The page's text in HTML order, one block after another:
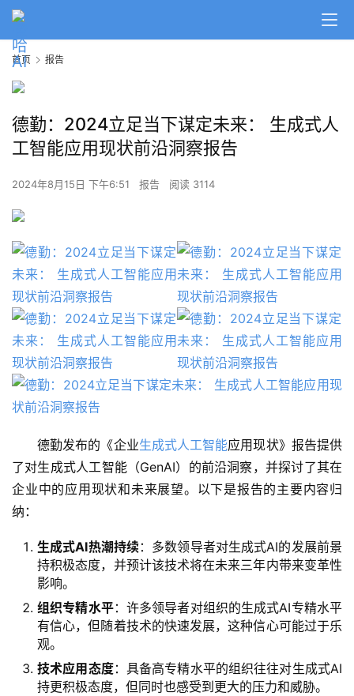
日
首页 报告
德勤：2024立足当下谋定未来： 生成式人
工智能应用现状前沿洞察报告
2024年8月15日 下午6:51 报告 阅读 3114
德勤发布的《企业生成式人工智能应用现状》报告提供
了对生成式人工智能（GenAI）的前沿洞察，并探讨了其在
企业中的应用现状和未来展望。以下是报告的主要内容归
纳：
生成式AI热潮持续：多数领导者对生成式AI的发展前景
持积极态度，并预计该技术将在未来三年内带来变革性
影响。
组织专精水平：许多领导者对组织的生成式AI专精水平
有信心，但随着技术的快速发展，这种信心可能过于乐
观。
技术应用态度：具备高专精水平的组织往往对生成式AI
持更积极态度，但同时也感受到更大的压力和威胁。